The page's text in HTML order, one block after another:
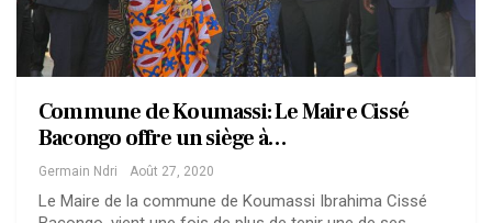
Commune de Koumassi: Le Maire Cissé
Bacongo offre un siège à…
Germain Ndri Août 27, 2020
Le Maire de la commune de Koumassi Ibrahima Cissé